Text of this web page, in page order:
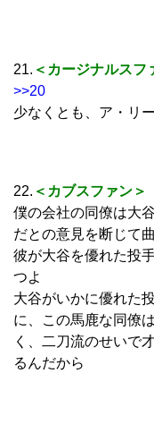
21. ＜カージナルスフ
>>20
少なくとも、ア・リ
22. ＜カブスファン＞
僕の会社の同僚は大
だとの意見を断じて
彼が大谷を優れた投
つよ
大谷がいかに優れた
に、この馬鹿な同僚
く、二刀流のせいで
るんだから